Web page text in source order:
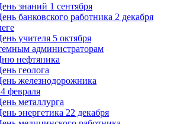
знаний 1 сентября
банковского работника 2 декабря
учителя 5 октября
администраторам
нефтяника
геолога
железнодорожника
февраля
металлурга
энергетика 22 декабря